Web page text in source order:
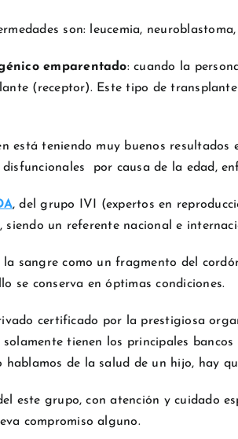
son: leucemia,
emparentado: cuando la
(receptor). Este tipo de
está teniendo muy buenos resultados
por causa de la edad,
, del grupo IVI (expertos en
siendo un referente nacional e
sangre como un fragmento del
se conserva en óptimas condiciones.
certificado por la prestigiosa
tienen los principales
hablamos de la salud de un hijo, hay
este grupo, con atención y cuidado
compromiso alguno.